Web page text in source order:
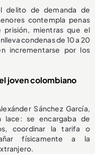
delito de demanda de
contempla penas
mientras que el
condenas de 10 a 20
incrementarse por los
joven colombiano
Sánchez García,
lace: se encargaba de
coordinar la tarifa o
físicamente a la